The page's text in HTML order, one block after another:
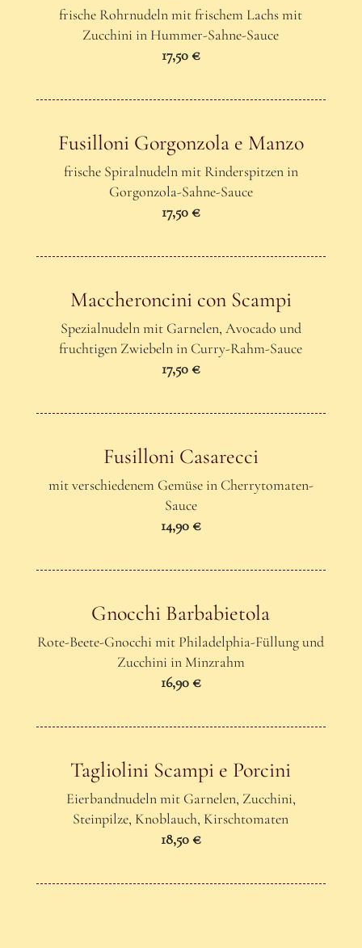
frische Rohrnudeln mit frischem Lachs mit
Zucchini in Hummer-Sahne-Sauce
17,50 €
Fusilloni Gorgonzola e Manzo
frische Spiralnudeln mit Rinderspitzen in
Gorgonzola-Sahne-Sauce
17,50 €
Maccheroncini con Scampi
Spezialnudeln mit Garnelen, Avocado und
fruchtigen Zwiebeln in Curry-Rahm-Sauce
17,50 €
Fusilloni Casarecci
mit verschiedenem Gemüse in Cherrytomaten-
Sauce
14,90 €
Gnocchi Barbabietola
Rote-Beete-Gnocchi mit Philadelphia-Füllung und
Zucchini in Minzrahm
16,90 €
Tagliolini Scampi e Porcini
Eierbandnudeln mit Garnelen, Zucchini,
Steinpilze, Knoblauch, Kirschtomaten
18,50 €